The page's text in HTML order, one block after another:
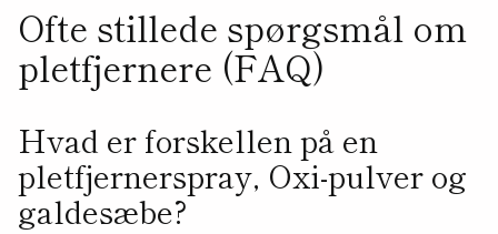
Ofte stillede spørgsmål om
pletfjernere (FAQ)
Hvad er forskellen på en
pletfjernerspray, Oxi-pulver og
galdesæbe?